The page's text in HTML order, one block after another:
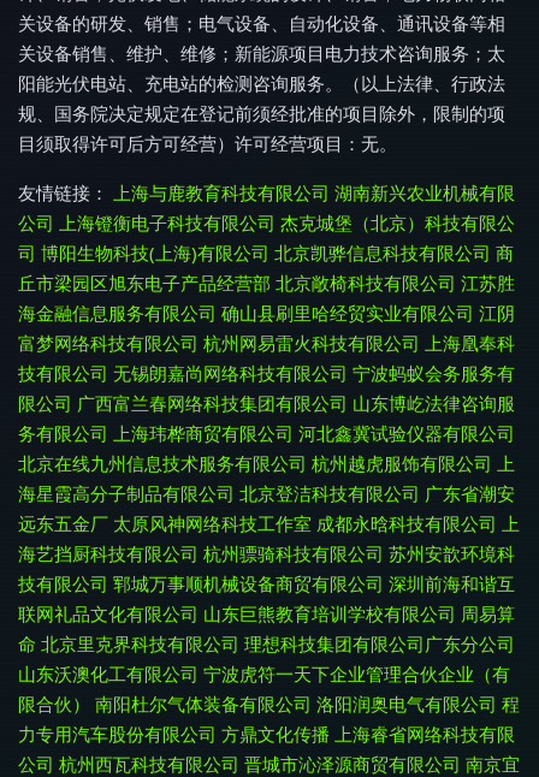
关设备的研发、销售；电气设备、自动化设备、通讯设备等相
关设备销售、维护、维修；新能源项目电力技术咨询服务；太
阳能光伏电站、充电站的检测咨询服务。（以上法律、行政法
规、国务院决定规定在登记前须经批准的项目除外，限制的项
目须取得许可后方可经营）许可经营项目：无。
友情链接： 上海与鹿教育科技有限公司 湖南新兴农业机械有限
公司 上海镫衡电子科技有限公司 杰克城堡（北京）科技有限公
司 博阳生物科技(上海)有限公司 北京凯骅信息科技有限公司 商
丘市梁园区旭东电子产品经营部 北京敞椅科技有限公司 江苏胜
海金融信息服务有限公司 确山县刷里哈经贸实业有限公司 江阴
富梦网络科技有限公司 杭州网易雷火科技有限公司 上海凰奉科
技有限公司 无锡朗嘉尚网络科技有限公司 宁波蚂蚁会务服务有
限公司 广西富兰春网络科技集团有限公司 山东博屹法律咨询服
务有限公司 上海玮桦商贸有限公司 河北鑫冀试验仪器有限公司
北京在线九州信息技术服务有限公司 杭州越虎服饰有限公司 上
海星霞高分子制品有限公司 北京登洁科技有限公司 广东省潮安
远东五金厂 太原风神网络科技工作室 成都永晗科技有限公司 上
海艺挡厨科技有限公司 杭州骠骑科技有限公司 苏州安歆环境科
技有限公司 郓城万事顺机械设备商贸有限公司 深圳前海和谐互
联网礼品文化有限公司 山东巨熊教育培训学校有限公司 周易算
命 北京里克界科技有限公司 理想科技集团有限公司广东分公司
山东沃澳化工有限公司 宁波虎符一天下企业管理合伙企业（有
限合伙）
南阳杜尔气体装备有限公司 洛阳润奥电气有限公司 程
力专用汽车股份有限公司 方鼎文化传播 上海睿省网络科技有限
公司 杭州西瓦科技有限公司 晋城市沁泽源商贸有限公司 南京宜